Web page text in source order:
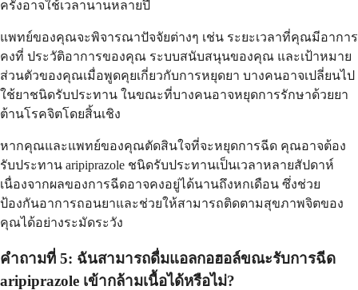
ครั้งอาจใช้เวลานานหลายปี
แพทย์ของคุณจะพิจารณาปัจจัยต่างๆ เช่น ระยะเวลาที่คุณมีอาการ
คงที่ ประวัติอาการของคุณ ระบบสนับสนุนของคุณ และเป้าหมาย
ส่วนตัวของคุณเมื่อพูดคุยเกี่ยวกับการหยุดยา บางคนอาจเปลี่ยนไป
ใช้ยาชนิดรับประทาน ในขณะที่บางคนอาจหยุดการรักษาด้วยยา
ต้านโรคจิตโดยสิ้นเชิง
หากคุณและแพทย์ของคุณตัดสินใจที่จะหยุดการฉีด คุณอาจต้อง
รับประทาน aripiprazole ชนิดรับประทานเป็นเวลาหลายสัปดาห์
เนื่องจากผลของการฉีดอาจคงอยู่ได้นานถึงหกเดือน ซึ่งช่วย
ป้องกันอาการถอนยาและช่วยให้สามารถติดตามสุขภาพจิตของ
คุณได้อย่างระมัดระวัง
คำถามที่ 5: ฉันสามารถดื่มแอลกอฮอล์ขณะรับการฉีด
aripiprazole เข้ากล้ามเนื้อได้หรือไม่?